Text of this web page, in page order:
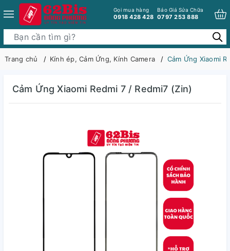
Gọi mua hàng
0918 428 428
Báo Giá Sửa Chữa
0797 253 888
Trang chủ Kính ép, Cảm Ứng, Kính Camera Cảm Ứng Xiaomi
Cảm Ứng Xiaomi Redmi 7 / Redmi7 (Zin)